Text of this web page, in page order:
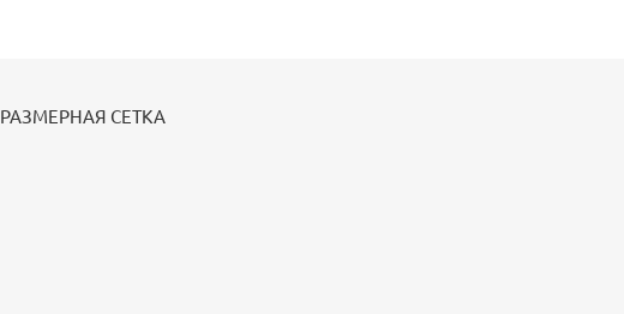
РАЗМЕРНАЯ СЕТКА